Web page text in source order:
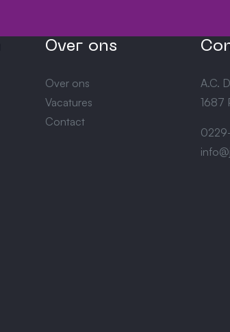
Over ons
Over ons
Vacatures
Contact
A.C.
1687